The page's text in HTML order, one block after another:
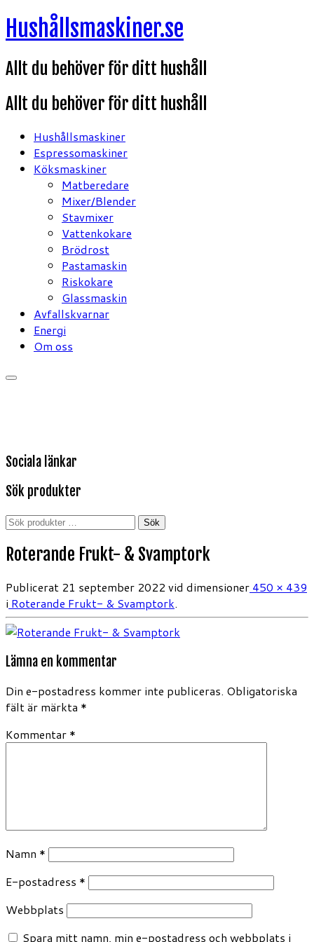
Hoppa
till
Hushållsmaskiner.se
Allt du behöver för ditt hushåll
Allt du behöver för ditt hushåll
Hushållsmaskiner
Espressomaskiner
Köksmaskiner
Matberedare
Mixer/Blender
Stavmixer
Vattenkokare
Brödrost
Pastamaskin
Riskokare
Glassmaskin
Avfallskvarnar
Energi
Om oss
Sociala länkar
Sök produkter
Sök
Sök
Roterande Frukt- & Svamptork
Publicerat 21 september 2022 vid dimensioner 450 × 439
i Roterande Frukt- & Svamptork.
Lämna en kommentar
Din e-postadress kommer inte publiceras. Obligatoriska
fält är märkta *
Kommentar *
Namn *
E-postadress *
Webbplats
Spara mitt namn, min e-postadress och webbplats i